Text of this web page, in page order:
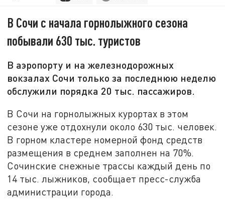
В Сочи с начала горнолыжного сезона
побывали 630 тыс. туристов
В аэропорту и на железнодорожных
вокзалах Сочи только за последнюю неделю
обслужили порядка 20 тыс. пассажиров.
В Сочи на горнолыжных курортах в этом
сезоне уже отдохнули около 630 тыс. человек.
В горном кластере номерной фонд средств
размещения в среднем заполнен на 70%.
Сочинские снежные трассы каждый день по
14 тыс. лыжников, сообщает пресс-служба
администрации города.